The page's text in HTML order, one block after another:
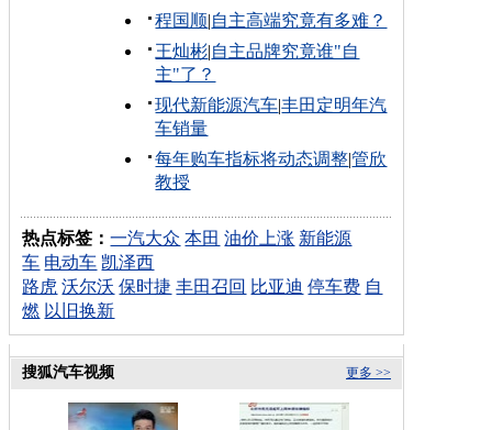
程国顺|自主高端究竟有多难？
王灿彬|自主品牌究竟谁"自
主"了？
现代新能源汽车|丰田定明年汽
车销量
每年购车指标将动态调整|管欣
教授
热点标签：一汽大众 本田 油价上涨 新能源
车 电动车 凯泽西
路虎 沃尔沃 保时捷 丰田召回 比亚迪 停车费 自
燃 以旧换新
更多 >>
搜狐汽车视频